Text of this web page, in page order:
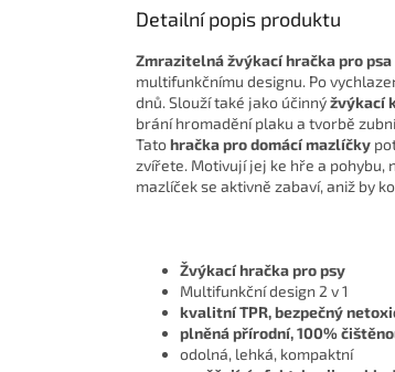
Detailní popis produktu
Zmrazitelná žvýkací hračka pro psa
multifunkčnímu designu. Po
dnů. Slouží také jako účinnýžvýkací
brání hromadění plaku a tvorbě
Tatohračka pro domácí mazlíčky
zvířete. Motivují jej ke hře a pohybu,
mazlíček se aktivně zabaví, aniž by
Žvýkací hračka pro psy
Multifunkční design 2 v 1
kvalitní TPR, bezpečný
plněná přírodní, 100%
odolná, lehká, kompaktní